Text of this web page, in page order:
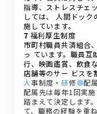
指導、ストレスチェ
しては、 人間ドッ
施しています。
7 福利厚生制度
市町村職員共済組合
っ ています。職員互
行、映画鑑賞、飲食
店舗等のサー ビスを
人事制度・ 研修●配属
配属先は毎年1回実
踏まえて決定します
て、職務の経験を重